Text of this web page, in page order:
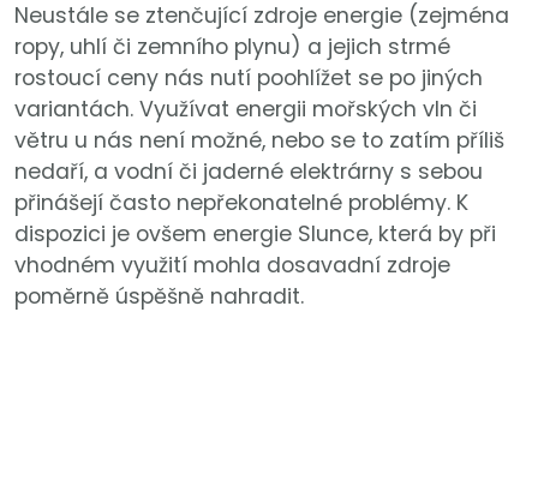
Neustále se ztenčující zdroje energie (zejména
ropy, uhlí či zemního plynu) a jejich strmé
rostoucí ceny nás nutí poohlížet se po jiných
variantách. Využívat energii mořských vln či
větru u nás není možné, nebo se to zatím příliš
nedaří, a vodní či jaderné elektrárny s sebou
přinášejí často nepřekonatelné problémy. K
dispozici je ovšem energie Slunce, která by při
vhodném využití mohla dosavadní zdroje
poměrně úspěšně nahradit.